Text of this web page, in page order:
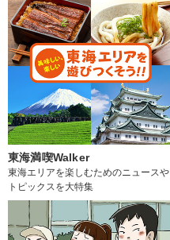
東海満喫Walker
東海エリアを楽しむためのニュースや
トピックスを大特集